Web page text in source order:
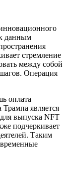
данным
стремление
между собой
Операция
оплата
является
выпуска NFT
подчеркивает
Таким